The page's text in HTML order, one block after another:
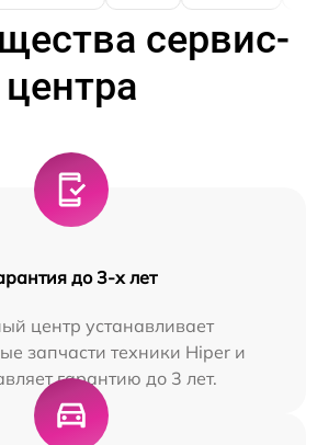
сервис-
центра
до 3-х лет
центр устанавливает
запчасти техники Hiper и
гарантию до 3 лет.